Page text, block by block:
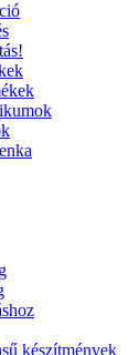
készítmények